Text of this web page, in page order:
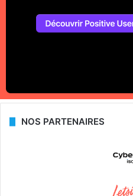
NOS PARTENAIRES